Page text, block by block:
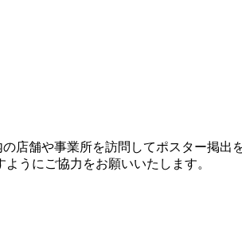
店舗や事業所を訪問してポスター掲出
うにご協力をお願いいたします。